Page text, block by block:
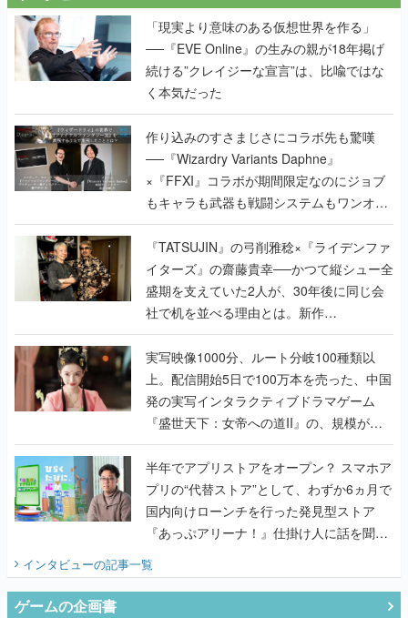
「現実より意味のある仮想世界を作る」
──『EVE Online』の生みの親が18年掲げ
続ける”クレイジーな宣言”は、比喩ではな
く本気だった
作り込みのすさまじさにコラボ先も驚嘆
──『Wizardry Variants Daphne』
×『FFXI』コラボが期間限定なのにジョブ
もキャラも武器も戦闘システムもワンオフ
で作り込まれた理由を両ディレクターに聞
く
『TATSUJIN』の弓削雅稔×『ライデンファ
イターズ』の齋藤貴幸──かつて縦シュー全
盛期を支えていた2人が、30年後に同じ会
社で机を並べる理由とは。新作
『TATSUJIN EXTREME』で初タッグを組
んだレジェンド2人に訊く開発秘話
実写映像1000分、ルート分岐100種類以
上。配信開始5日で100万本を売った、中国
発の実写インタラクティブドラマゲーム
『盛世天下：女帝への道II』の、規模が違
うこだわりをプロデューサーに聞いた
半年でアプリストアをオープン？ スマホア
プリの“代替ストア”として、わずか6ヵ月で
国内向けローンチを行った発見型ストア
『あっぷアリーナ！』仕掛け人に話を聞い
てみた
インタビューの記事一覧
ゲームの企画書